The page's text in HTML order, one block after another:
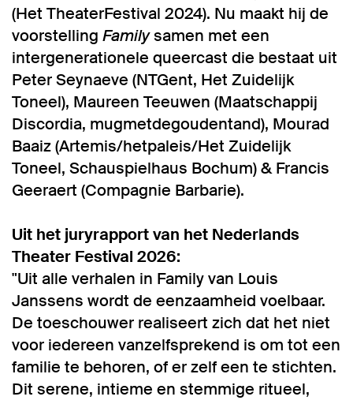
(Het TheaterFestival 2024). Nu maakt hij de
voorstelling Familysamen met een
intergenerationele queercast die bestaat uit
Peter Seynaeve (NTGent, Het Zuidelijk
Toneel), Maureen Teeuwen (Maatschappij
Discordia, mugmetdegoudentand), Mourad
Baaiz (Artemis/hetpaleis/Het Zuidelijk
Toneel, Schauspielhaus Bochum) & Francis
Geeraert (Compagnie Barbarie).
Uit het juryrapport van het Nederlands
Theater Festival 2026:
"Uit alle verhalen in Family van Louis
Janssens wordt de eenzaamheid voelbaar.
De toeschouwer realiseert zich dat het niet
voor iedereen vanzelfsprekend is om tot een
familie te behoren, of er zelf een te stichten.
Dit serene, intieme en stemmige ritueel,